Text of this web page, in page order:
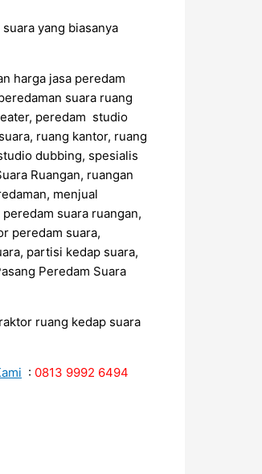
yang biasanya
harga jasa peredam
suara ruang
peredam studio
ruang kantor, ruang
dubbing, spesialis
Ruangan, ruangan
menjual
suara ruangan,
peredam suara,
partisi kedap suara,
Peredam Suara
ruang kedap suara
: 0813 9992 6494